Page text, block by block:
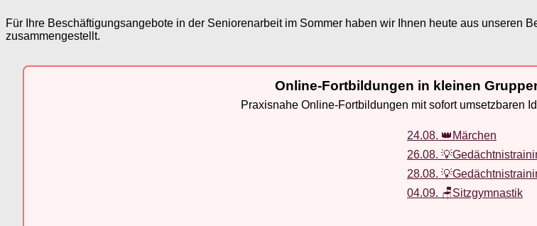
Für Ihre Beschäftigungsangebote in der Seniorenarbeit im Sommer haben wir Ihnen heute aus unseren
zusammengestellt.
Online-Fortbildungen in kleinen
Praxisnahe Online-Fortbildungen mit sofort umsetzbaren
24.08. 👑Märchen
26.08.
28.08.
04.09. 🪑Sitzgymnastik